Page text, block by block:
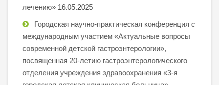
лечению» 16.05.2025
Городская научно-практическая конференция с
международным участием «Актуальные вопросы
современной детской гастроэнтерологии»,
посвященная 20-летию гастроэнтерологического
отделения учреждения здравоохранения «3-я